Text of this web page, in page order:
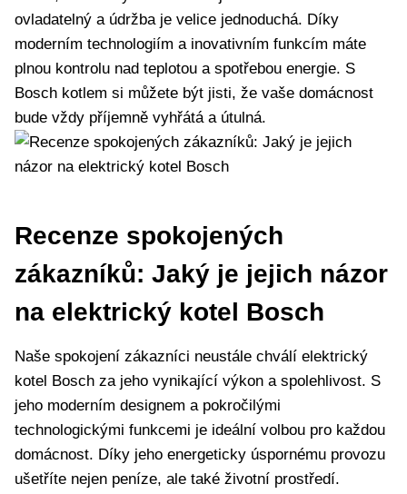
ovladatelný a údržba je velice ‌jednoduchá. Díky
moderním ⁢technologiím a inovativním funkcím máte
plnou kontrolu nad teplotou a spotřebou energie. S
Bosch kotlem si můžete být jisti, že vaše ‌domácnost
bude vždy příjemně vyhřátá a útulná.
Recenze spokojených
zákazníků: Jaký⁢ je jejich názor
na elektrický kotel Bosch
Naše spokojení​ zákazníci neustále chválí elektrický
kotel Bosch za ​jeho vynikající výkon a spolehlivost. S
jeho moderním designem a pokročilými
technologickými⁢ funkcemi je ideální volbou pro každou
domácnost. Díky jeho energeticky úspornému provozu
ušetříte nejen peníze, ale také životní prostředí.